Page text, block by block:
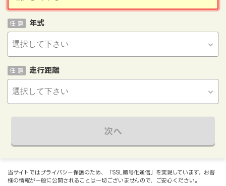
年式
任 意
走行距離
任 意
次へ
当サイトではプライバシー保護のため、「SSL暗号化通信」を実現しています。お客
様の情報が一般に公開されることは一切ございませんので、ご安心ください。